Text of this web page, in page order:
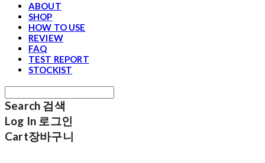
ABOUT
SHOP
HOW TO USE
REVIEW
FAQ
TEST REPORT
STOCKIST
Search 검색
Log In 로그인
Cart장바구니